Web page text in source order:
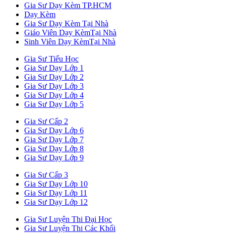
Gia Sư Dạy Kèm TP.HCM
Dạy Kèm
Gia Sư Dạy Kèm Tại Nhà
Giáo Viên Dạy KèmTại Nhà
Sinh Viên Dạy KèmTại Nhà
Gia Sư Tiểu Học
Gia Sư Dạy Lớp 1
Gia Sư Dạy Lớp 2
Gia Sư Dạy Lớp 3
Gia Sư Dạy Lớp 4
Gia Sư Dạy Lớp 5
Gia Sư Cấp 2
Gia Sư Dạy Lớp 6
Gia Sư Dạy Lớp 7
Gia Sư Dạy Lớp 8
Gia Sư Dạy Lớp 9
Gia Sư Cấp 3
Gia Sư Dạy Lớp 10
Gia Sư Dạy Lớp 11
Gia Sư Dạy Lớp 12
Gia Sư Luyện Thi Đại Học
Gia Sư Luyện Thi Các Khối